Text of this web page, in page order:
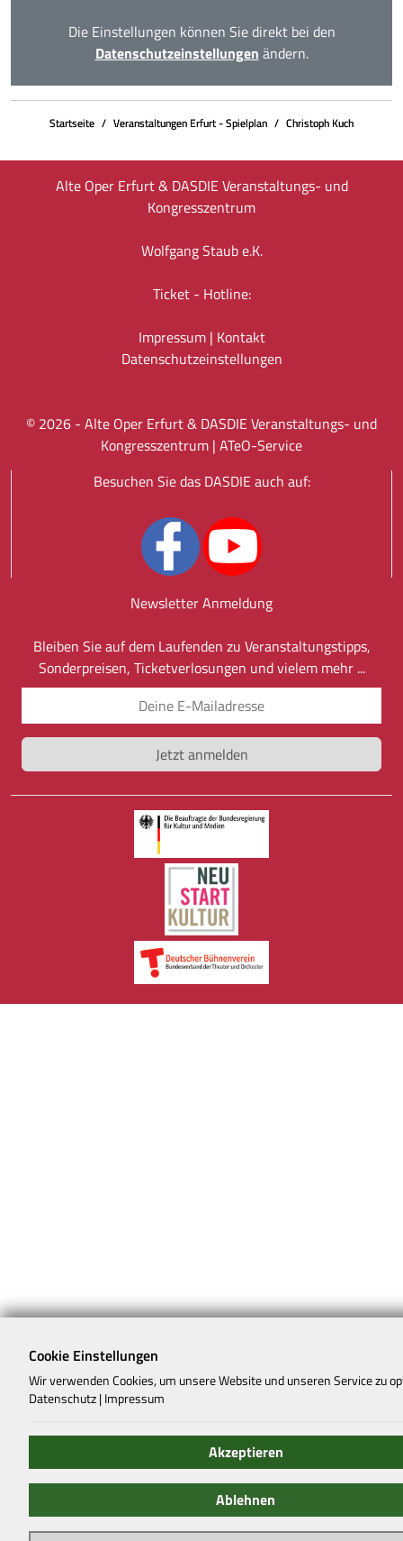
Die Einstellungen können Sie direkt bei den
Datenschutzeinstellungen ändern.
Startseite Veranstaltungen Erfurt - Spielplan Christoph Kuch
Alte Oper Erfurt & DASDIE Veranstaltungs- und
Kongresszentrum
Wolfgang Staub e.K.
Ticket - Hotline:
Impressum| Kontakt
Datenschutz­einstellungen
© 2026 - Alte Oper Erfurt & DASDIE Veranstaltungs- und
Kongresszentrum | ATeO-Service
Besuchen Sie das DASDIE auch auf:
Newsletter Anmeldung
Bleiben Sie auf dem Laufenden zu Veranstaltungstipps,
Sonderpreisen, Ticketverlosungen und vielem mehr ...
Cookie Einstellungen
Wir verwenden Cookies, um unsere Website und unseren Service zu
Datenschutz | Impressum
Akzeptieren
Ablehnen